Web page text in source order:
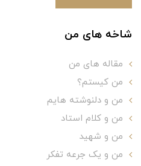
شاخه های من
مقاله های من
من کیستم؟
من و دلنوشته هایم
من و کلام استاد
من و شهید
من و یک جرعه تفکر